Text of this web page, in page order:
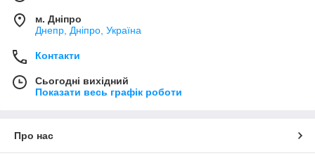
м. Дніпро
Днепр, Дніпро, Україна
Контакти
Сьогодні вихідний
Показати весь графік роботи
Про нас